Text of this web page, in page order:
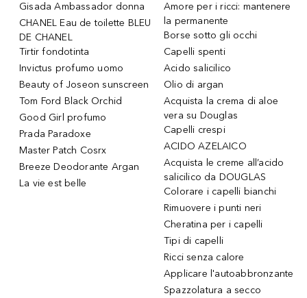
Gisada Ambassador donna
CHANEL Eau de toilette BLEU
DE CHANEL
Tirtir fondotinta
Invictus profumo uomo
Beauty of Joseon sunscreen
Tom Ford Black Orchid
Good Girl profumo
Prada Paradoxe
Master Patch Cosrx
Breeze Deodorante Argan
La vie est belle
Amore per i ricci: mantenere
la permanente
Borse sotto gli occhi
Capelli spenti
Acido salicilico
Olio di argan
Acquista la crema di aloe
vera su Douglas
Capelli crespi
ACIDO AZELAICO
Acquista le creme all’acido
salicilico da DOUGLAS
Colorare i capelli bianchi
Rimuovere i punti neri
Cheratina per i capelli
Tipi di capelli
Ricci senza calore
Applicare l'autoabbronzante
Spazzolatura a secco